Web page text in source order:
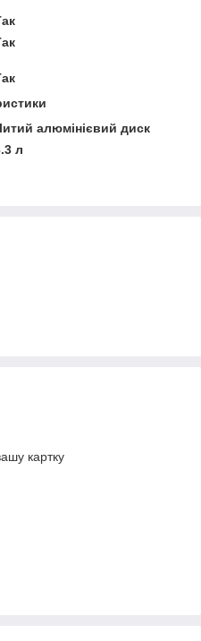
алюмінієвий диск
л
картку